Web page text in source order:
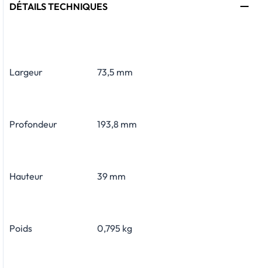
DÉTAILS TECHNIQUES
Largeur 73,5 mm
Profondeur 193,8 mm
Hauteur 39 mm
Poids 0,795 kg